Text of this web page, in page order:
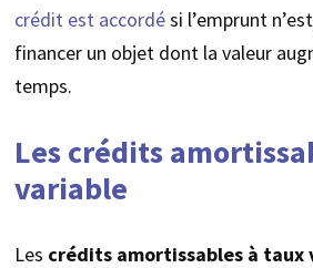
crédit est accordési l’emprunt
financer un objet dont la valeur
temps.
Les crédits
variable
Les crédits amortissables à taux